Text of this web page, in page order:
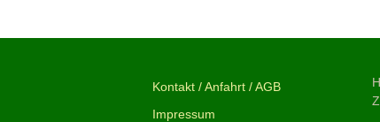
Kontakt / Anfahrt / AGB
Impressum